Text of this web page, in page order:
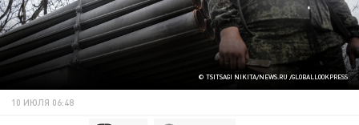
© TSITSAGI NIKITA/NEWS.RU /GLOBALLOOKPRESS
10 ИЮЛЯ 06:48